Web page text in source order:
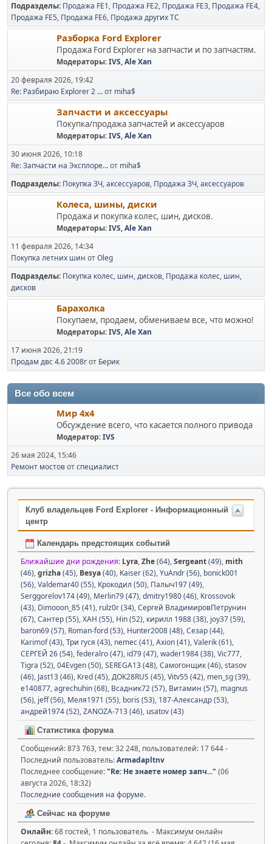
Подразделы Продажа FE1 Продажа FE2 Продажа FE3 Продажа FE4
Продажа FE5 Продажа FE6 Продажа других ТС
Разборка Ford Explorer
Продажа Ford Explorer на запчасти и по запчастям.
Модераторы:IVS,Ale Xan
20 февраля 2026, 19:42
Re: Разбираю Explorer 2 ...от miha$
Запчасти и аксессуары
Покупка/продажа запчастей и аксессуаров
Модераторы:IVS,Ale Xan
30 июня 2026, 10:18
Re: Запчасти на Эксплоре...от miha$
Подразделы Покупка ЗЧ, аксессуаров Продажа ЗЧ, аксессуаров
Колеса, шины, диски
Продажа и покупка колес, шин, дисков.
Модераторы:IVS,Ale Xan
11 февраля 2026, 14:34
Покупка летних шин отOleg
Подразделы Покупка колес, шин, дисков Продажа колес, шин,
дисков
Барахолка
Покупаем, продаем, обмениваем все, что можно!
Модераторы:IVS,Ale Xan
17 июня 2026, 21:19
Продам двс 4.6 2008гот Берик
Все обо всем
Мир 4х4
Обсуждение всего, что касается полного привода
Модератор:IVS
26 мая 2024, 15:46
Ремонт мостовотспециалист
Клуб владельцев Ford Explorer - Информационный
центр
Календарь предстоящих событий
Ближайшие дни рождения: Lyra,Zhe(64),Sergeant(49), mith
(46),grizha(45), Besya(40), Kaiser (62),YuAndr (56), bonick001
(56),Valdemar40 (55), Крокодил (50), Палыч197 (49),
Serggorelov174 (49), Merlin79 (47),dmitry1980 (46), Krossovok
(43), Dimooon_85 (41), rulz0r (34),Сергей ВладимировПетрунин
(67),Сантер (55),XAH (55), Hin (52), кирилл 1988 (38), joy37 (59),
baron69 (57), Roman-ford (53), Hunter2008 (48),Сезар (44),
Karimof (43),Три гуся (43), nemec (41),Axion (41),Valerik (61),
СЕРГЕЙ 26 (54),federalro (47), id79 (47),wader1984 (38),Vic777,
Tigra (52),04Evgen (50),SEREGA13 (48),Самогонщик (46),stasov
(46), Jast13 (46), Kred (45),ДОК28RUS (45),Vitv55 (42), men_sg (39),
e140877,agrechuhin (68), Всадник72 (57), Витамин (57), magnus
(56), jeff (56), Меля1971 (55), boris (53), 187-Александр (53),
андрей1974 (52),ZANOZA-713 (46), usatov (43)
Статистика форума
Сообщений: 873 763, тем: 32 248, пользователей: 17 644 -
Последний пользователь:Armadapltnv
Последнее сообщение:"Re: Не знаете номер запч..." (06
августа 2026, 18:32)
Последние сообщения на форуме.
Сейчас на форуме
Онлайн:68 гостей, 1 пользователь - Максимум онлайн